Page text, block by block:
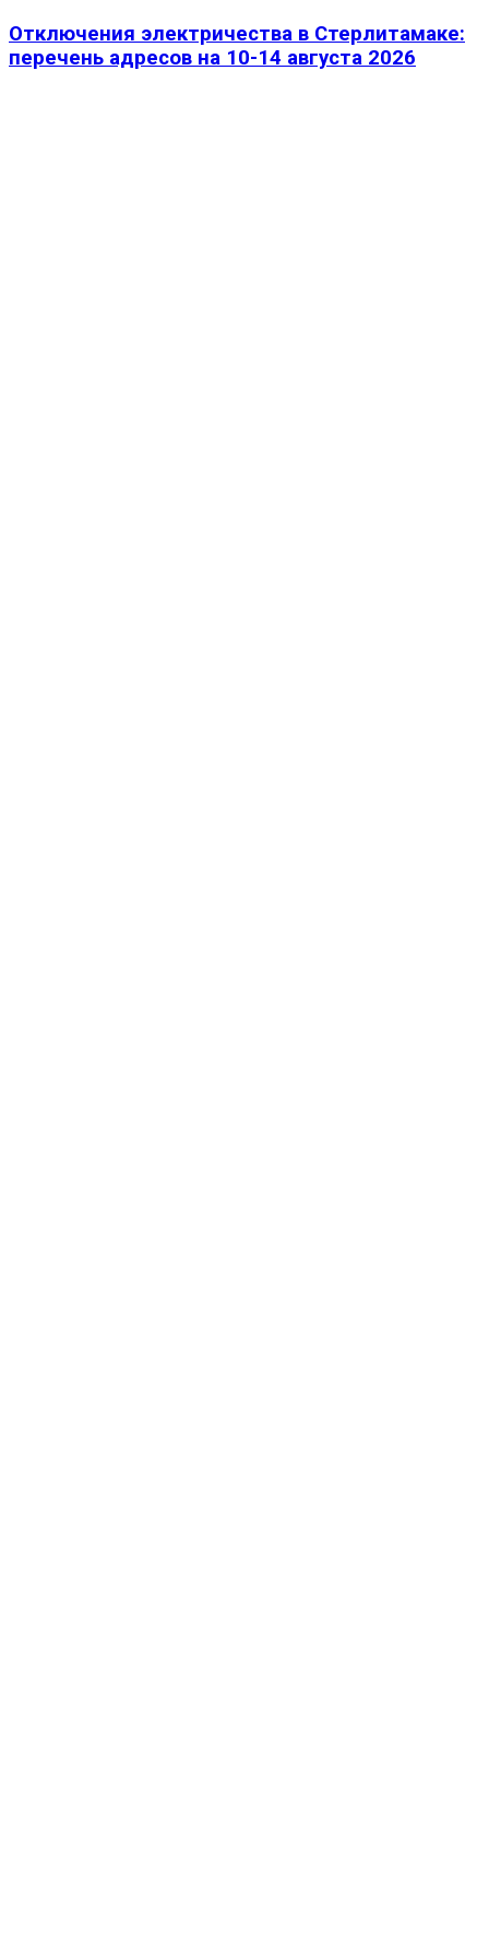
Отключения электричества в Стерлитамаке:
перечень адресов на 10-14 августа 2026